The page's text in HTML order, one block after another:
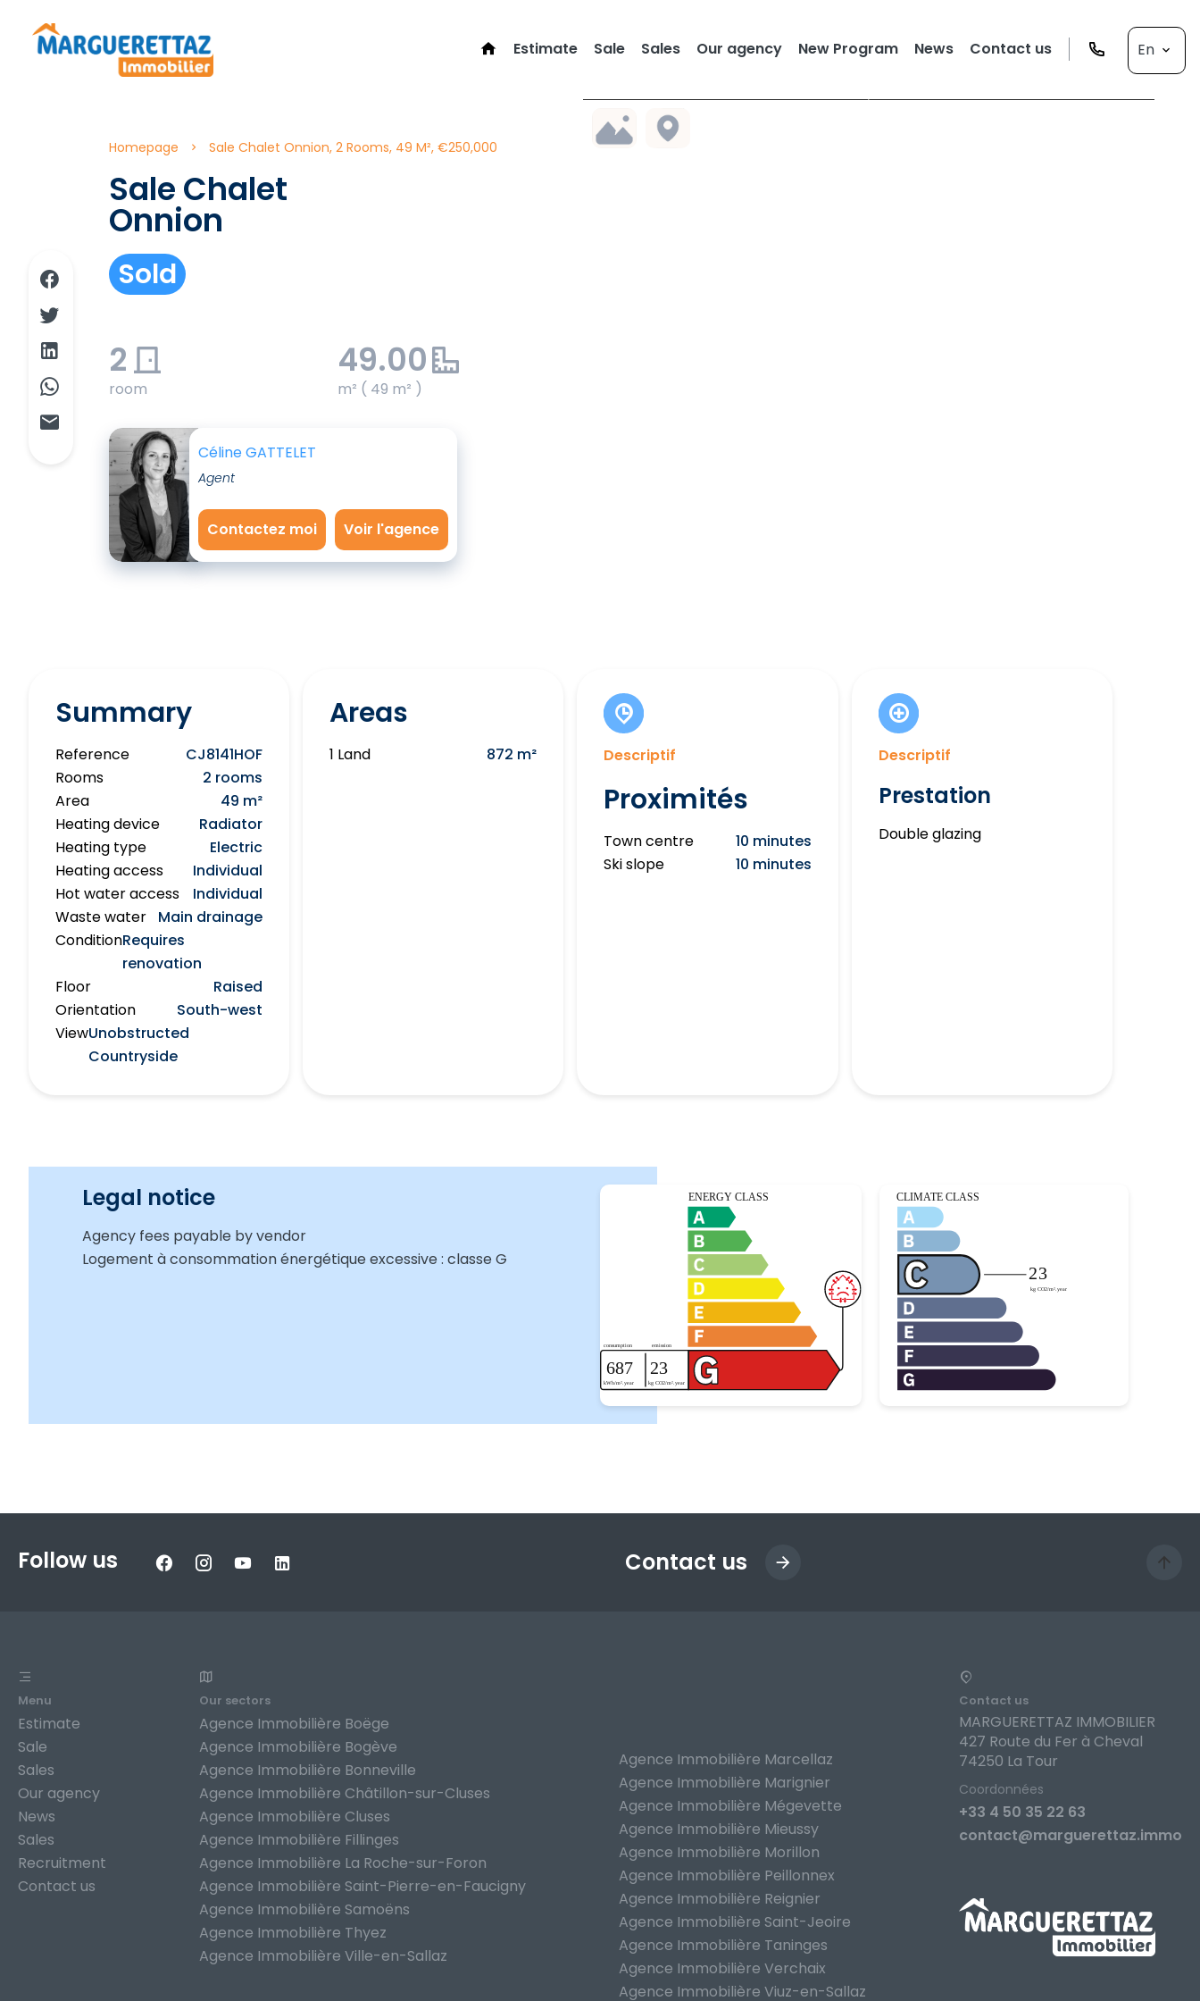
Estimate Sale Sales Our agency New Program News Contact us En
Homepage Sale Chalet Onnion, 2 Rooms, 49 M², €250,000
Sale Chalet
Onnion
Sold
2
room
49.00
m² ( 49 m² )
Céline GATTELET
Agent
Contactez moi Voir l'agence
Summary
Reference
CJ8141HOF
Rooms
2 rooms
Area
49 m²
Heating device
Radiator
Heating type
Electric
Heating access
Individual
Hot water access
Individual
Waste water
Main drainage
ConditionRequires
renovation
Floor
Raised
Orientation
South-west
ViewUnobstructed
Countryside
Areas
1 Land 872 m² Descriptif
Proximités
Town centre
10 minutes
Ski slope
10 minutes
Descriptif
Prestation
Double glazing
Legal notice
Agency fees payable by vendor
Logement à consommation énergétique excessive : classe G
Follow us Contact us
Menu
Estimate
Sale
Sales
Our agency
News
Sales
Recruitment
Contact us
Our sectors
Agence Immobilière Boëge
Agence Immobilière Bogève
Agence Immobilière Bonneville
Agence Immobilière Châtillon-sur-Cluses
Agence Immobilière Cluses
Agence Immobilière Fillinges
Agence Immobilière La Roche-sur-Foron
Agence Immobilière Saint-Pierre-en-Faucigny
Agence Immobilière Samoëns
Agence Immobilière Thyez
Agence Immobilière Ville-en-Sallaz
Agence Immobilière Marcellaz
Agence Immobilière Marignier
Agence Immobilière Mégevette
Agence Immobilière Mieussy
Agence Immobilière Morillon
Agence Immobilière Peillonnex
Agence Immobilière Reignier
Agence Immobilière Saint-Jeoire
Agence Immobilière Taninges
Agence Immobilière Verchaix
Agence Immobilière Viuz-en-Sallaz
Contact us
MARGUERETTAZ IMMOBILIER
427 Route du Fer à Cheval
74250 La Tour
Coordonnées
+33 4 50 35 22 63
contact@marguerettaz.immo